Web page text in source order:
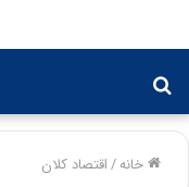
برای
خانه/اقتصاد کلان